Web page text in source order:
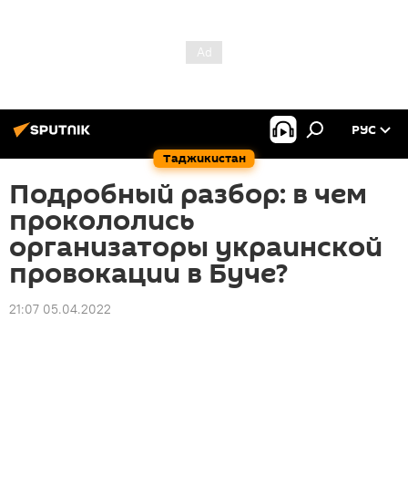
Таджикистан
РУС
Подробный разбор: в чем
прокололись
организаторы украинской
провокации в Буче?
21:07 05.04.2022